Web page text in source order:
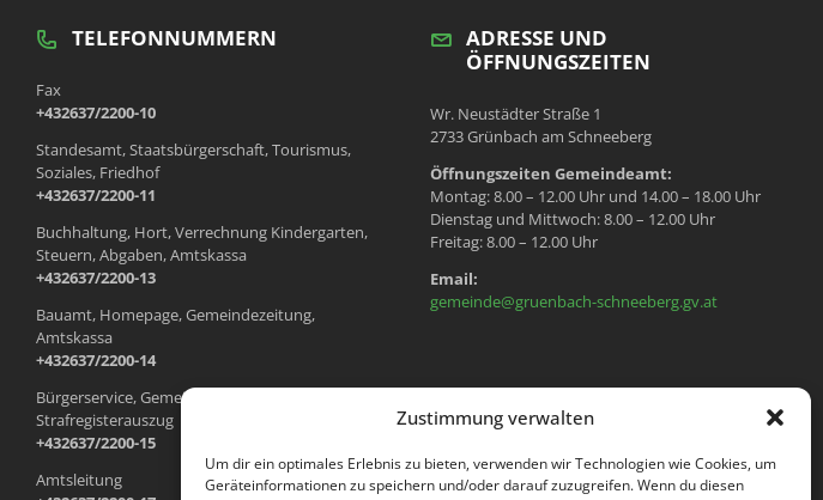
Zustimmung verwalten
Um dir ein optimales Erlebnis zu bieten, verwenden wir Technologien wie Cookies, um
Geräteinformationen zu speichern und/oder darauf zuzugreifen. Wenn du diesen
TELEFONNUMMERN
Fax
+432637/2200-10
Standesamt, Staatsbürgerschaft, Tourismus,
Soziales, Friedhof
+432637/2200-11
Buchhaltung, Hort, Verrechnung Kindergarten,
Steuern, Abgaben, Amtskassa
+432637/2200-13
Bauamt, Homepage, Gemeindezeitung,
Amtskassa
+432637/2200-14
Bürgerservice, Gemeindewohnungen, Meldeamt,
Strafregisterauszug
+432637/2200-15
Amtsleitung
ADRESSE UND
ÖFFNUNGSZEITEN
Wr. Neustädter Straße 1
2733 Grünbach am Schneeberg
Öffnungszeiten Gemeindeamt:
Montag: 8.00 – 12.00 Uhr und 14.00 – 18.00 Uhr
Dienstag und Mittwoch: 8.00 – 12.00 Uhr
Freitag: 8.00 – 12.00 Uhr
Email:
gemeinde@gruenbach-schneeberg.gv.at